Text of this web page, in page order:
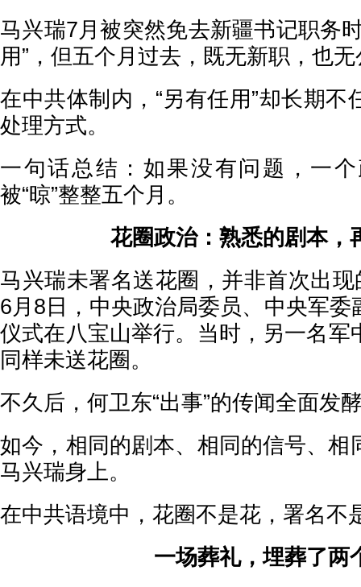
马兴瑞7月被突然免去新疆书记职务
用”，但五个月过去，既无新职，也
在中共体制内，“另有任用”却长期不
处理方式。
一句话总结：如果没有问题，一
被“晾”整整五个月。
花圈政治：熟悉的剧本，
马兴瑞未署名送花圈，并非首次出现
6月8日，中央政治局委员、中央军委
仪式在八宝山举行。当时，另一名
同样未送花圈。
不久后，何卫东“出事”的传闻全面发
如今，相同的剧本、相同的信号、相
马兴瑞身上。
在中共语境中，花圈不是花，署名不
一场葬礼，埋葬了两